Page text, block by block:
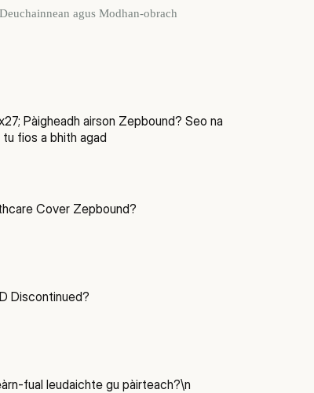
Deuchainnean agus Modhan-obrach
Pàigheadh airson Zepbound? Seo na
fios a bhith agad
Cover Zepbound?
Discontinued?
fual leudaichte gu pàirteach?\n